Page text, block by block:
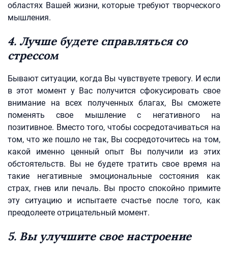
областях Вашей жизни, которые требуют творческого
мышления.
4. Лучше будете справляться со
стрессом
Бывают ситуации, когда Вы чувствуете тревогу. И если
в этот момент у Вас получится сфокусировать свое
внимание на всех полученных благах, Вы сможете
поменять свое мышление с негативного на
позитивное. Вместо того, чтобы сосредотачиваться на
том, что же пошло не так, Вы сосредоточитесь на том,
какой именно ценный опыт Вы получили из этих
обстоятельств. Вы не будете тратить свое время на
такие негативные эмоциональные состояния как
страх, гнев или печаль. Вы просто спокойно примите
эту ситуацию и испытаете счастье после того, как
преодолеете отрицательный момент.
5. Вы улучшите свое настроение